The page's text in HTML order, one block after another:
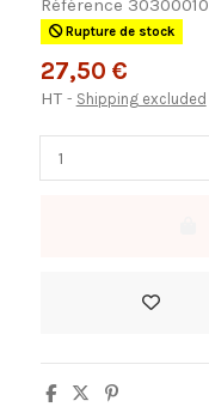
Référence 30300010
Rupture de stock
27,50 €
HT Shipping excluded